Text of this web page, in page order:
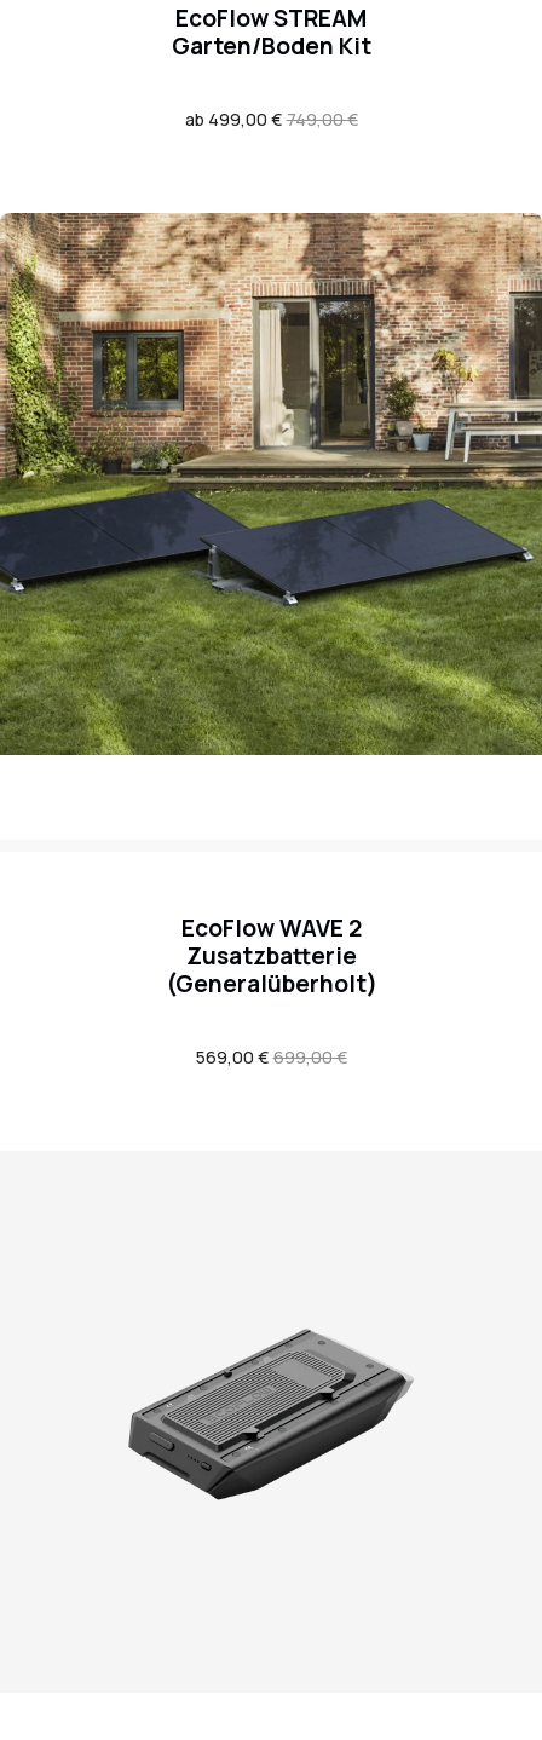
EcoFlow STREAM
Garten/Boden Kit
Verkaufspreis
ab 499,00 € Regulärer
749,00 €
EcoFlow WAVE 2
Zusatzbatterie
(Generalüberholt)
Verkaufspreis
569,00 € Regulärer
699,00 €